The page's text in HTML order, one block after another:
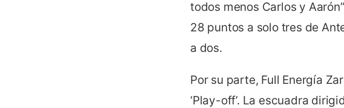
todos menos Carlos y
28 puntos a solo tres de
a dos.
Por su parte, Full Energía
‘Play-off’. La escuadra